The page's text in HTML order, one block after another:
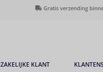
Gratis verzending
ZAKELIJKE KLANT